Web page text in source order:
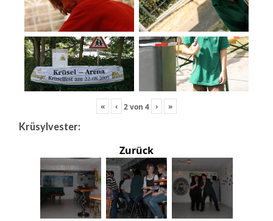
« ‹ 2von 4 › »
Krüsylvester:
Zurück